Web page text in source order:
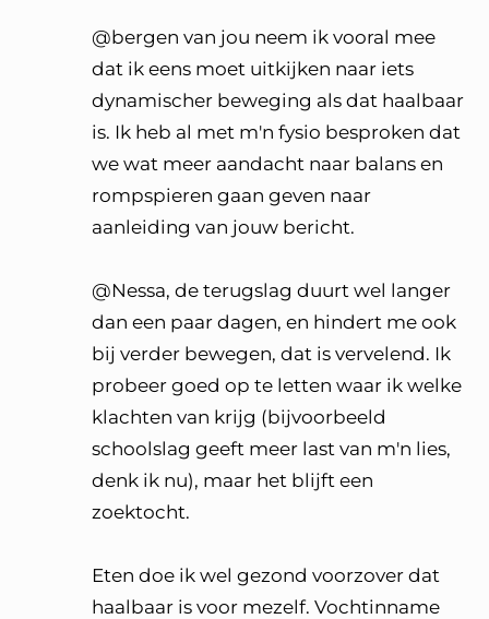
@bergen van jou neem ik vooral mee
dat ik eens moet uitkijken naar iets
dynamischer beweging als dat haalbaar
is. Ik heb al met m'n fysio besproken dat
we wat meer aandacht naar balans en
rompspieren gaan geven naar
aanleiding van jouw bericht.
@Nessa, de terugslag duurt wel langer
dan een paar dagen, en hindert me ook
bij verder bewegen, dat is vervelend. Ik
probeer goed op te letten waar ik welke
klachten van krijg (bijvoorbeeld
schoolslag geeft meer last van m'n lies,
denk ik nu), maar het blijft een
zoektocht.
Eten doe ik wel gezond voorzover dat
haalbaar is voor mezelf. Vochtinname